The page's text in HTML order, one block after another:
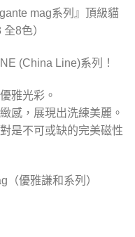
mag系列』頂級貓
8色）
(China Line)系列！
雅光彩。
感，展現出洗練美麗。
是不可或缺的完美磁性
（優雅謙和系列）